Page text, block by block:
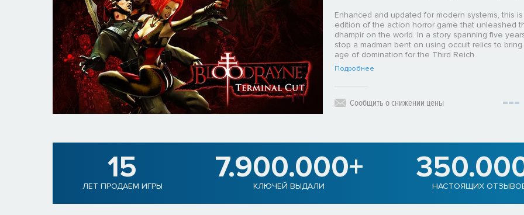
Enhanced and updated for modern systems, this
edition of the action horror game that unleashed
dhampir on the world. In a story spanning five
stop a madman bent on using occult relics to
age of domination for the Third Reich.
Подробнее
Сообщить о снижении цены
15
ЛЕТ ПРОДАЕМ ИГРЫ
7.900.000+
КЛЮЧЕЙ ВЫДАЛИ НАСТОЯЩИХ